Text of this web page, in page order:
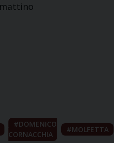
DOMENICO
CORNACCHIA
MOLFETTA